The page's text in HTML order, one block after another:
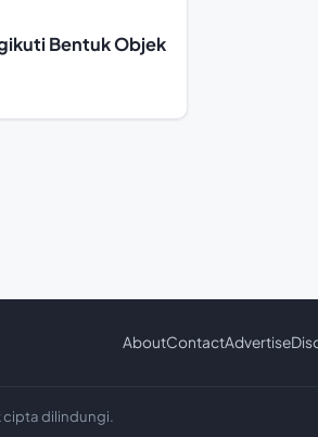
Bentuk Objek
AboutContactAdvertise
cipta dilindungi.